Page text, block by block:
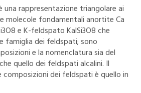
rappresentazione triangolare ai
molecole fondamentali anortite Ca
e K-feldspato KalSi3O8 che
famiglia dei feldspati; sono
e la nomenclatura sia del
quello dei feldspati alcalini. Il
dei feldspati è quello in